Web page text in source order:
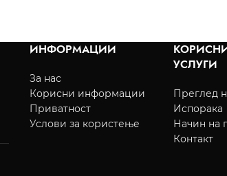
ИНФОРМАЦИИ
За нас
Корисни информации
Приватност
Услови за користење
УСЛУГИ
Преглед
Испорака
Начин на
Контакт